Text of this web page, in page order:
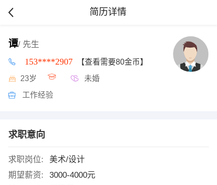
简历详情
谭/ 先生
153****2907 【查看需要80金币】
23岁 未婚
工作经验
求职意向
求职岗位:
美术/设计
期望薪资:
3000-4000元